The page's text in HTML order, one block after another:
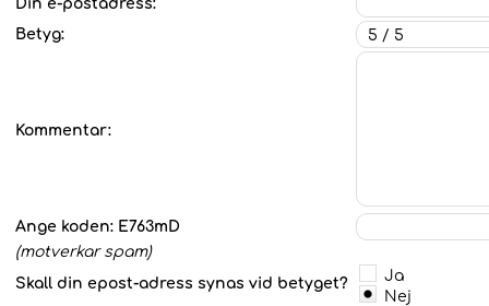
Din e-postadress:
Betyg:
Kommentar:
Ange koden: E763mD
(motverkar spam)
Skall din epost-adress synas vid betyget?
Ja
Nej